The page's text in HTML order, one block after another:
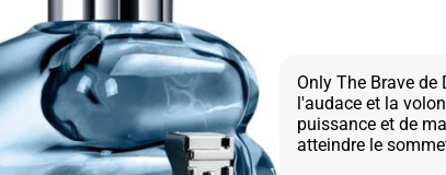
Only The Brave
l'audace et la
puissance et de
atteindre le